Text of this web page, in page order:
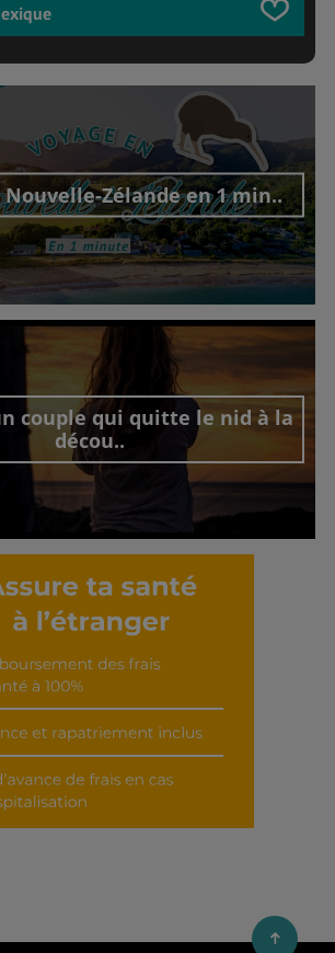
Nouvelle-Zélande en 1 min..
Découvrir cet interview
couple qui quitte le nid à la
décou..
Découvrir cet interview